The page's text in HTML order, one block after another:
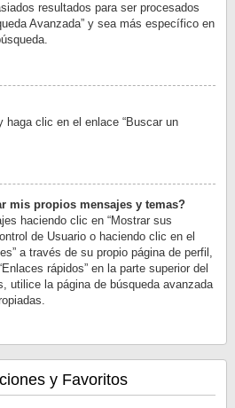
resultados para ser procesados
Avanzada” y sea más específico en
clic en el enlace “Buscar un
mis propios mensajes y temas?
haciendo clic en “Mostrar sus
de Usuario o haciendo clic en el
a través de su propio página de perfil,
rápidos” en la parte superior del
utilice la página de búsqueda avanzada
y Favoritos